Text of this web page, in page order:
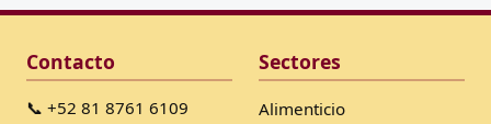
Contacto
📞 +52 81 8761 6109
Sectores
Alimenticio